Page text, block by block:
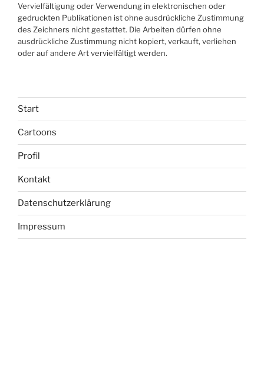
Vervielfältigung oder Verwendung in elektronischen oder
gedruckten Publikationen ist ohne ausdrückliche Zustimmung
des Zeichners nicht gestattet. Die Arbeiten dürfen ohne
ausdrückliche Zustimmung nicht kopiert, verkauft, verliehen
oder auf andere Art vervielfältigt werden.
Start
Cartoons
Profil
Kontakt
Datenschutzerklärung
Impressum